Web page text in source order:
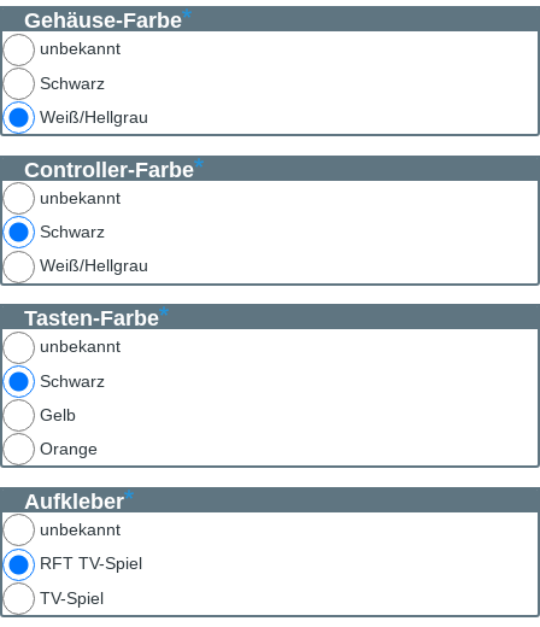
Gehäuse-Farbe
unbekannt
Schwarz
Weiß/Hellgrau
Controller-Farbe
unbekannt
Schwarz
Weiß/Hellgrau
Tasten-Farbe
unbekannt
Schwarz
Gelb
Orange
Aufkleber
unbekannt
RFT TV-Spiel
TV-Spiel